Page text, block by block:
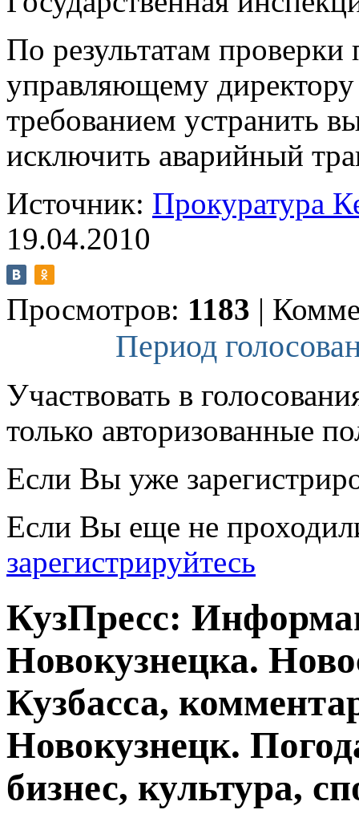
По результатам проверки
управляющему
требованием устранить
исключить аварийный
Источник: Прокуратура
19.04.2010
Просмотров: 1183 |
Период
Участвовать в
только авторизованные
Если Вы уже
Если Вы еще не
зарегистрируйтесь
КузПресс:
Новокузнецка.
Кузбасса,
Новокузнецк.
бизнес, культура,